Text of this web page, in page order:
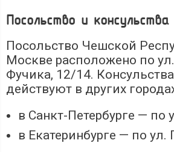
Посольство и консульства
Посольство Чешской
Москве расположено по
Фучика, 12/14.
действуют в других
в Санкт-Петербурге — по
в Екатеринбурге — по ул.